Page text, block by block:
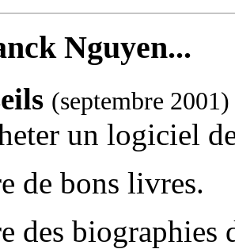
Nguyen...
(septembre 2001)
un logiciel
de bons livres.
des biographies